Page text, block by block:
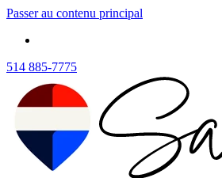
Passer au contenu principal
514 885-7775